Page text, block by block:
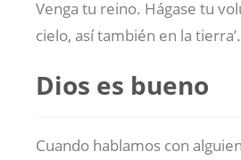
Venga tu reino. Hágase tu
cielo, así también en la
Dios es bueno
Cuando hablamos con